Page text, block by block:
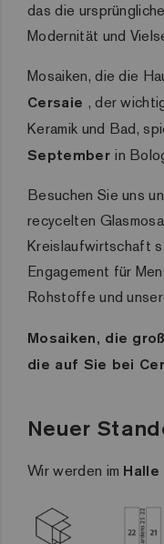
das die
Modernität und
Mosaiken, die die
Cersaie , der
Keramik und Bad,
Septemberin
Besuchen Sie uns
recycelten
Kreislaufwirtschaft
Engagement für
Rohstoffe und
Mosaiken, die
die auf Sie bei
Neuer
Wir werden im Halle